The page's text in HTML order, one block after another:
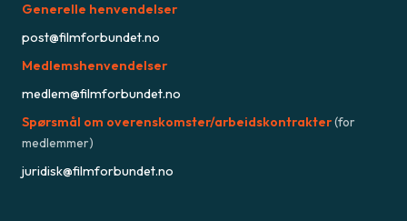
Generelle henvendelser
post@filmforbundet.no
Medlemshenvendelser
medlem@filmforbundet.no
Spørsmål om overenskomster/arbeidskontrakter(for
medlemmer)
juridisk@filmforbundet.no